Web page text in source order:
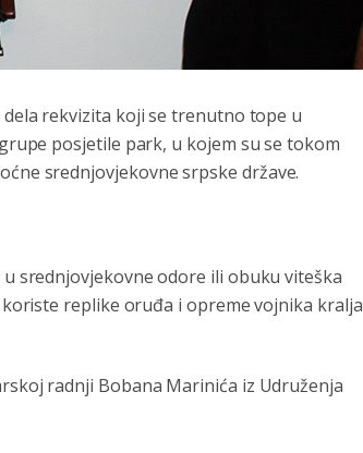
rekvizita koji se trenutno tope u
posjetile park, u kojem su se tokom
srednjovjekovne srpske države.
srednjovjekovne odore ili obuku viteška
replike oruđa i opreme vojnika kralja
radnji Bobana Marinića iz Udruženja